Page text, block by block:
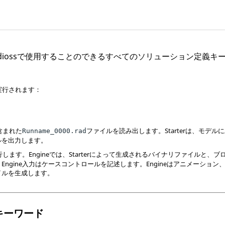
で使用することのできるすべてのソリューション定義キ
されます：
まれたRunname_0000.rad ファイルを読み出します。Starterは、モデル
出力します。
ます。Engineでは、Starterによって生成されるバイナリファイルと、ブ
入力はケースコントロールを記述します。Engineはアニメーション
を生成します。
ーワード